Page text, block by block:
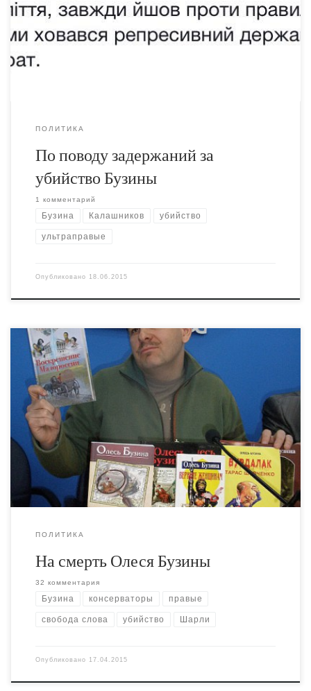
убийстве Калашникова. Я изначально был склонен
рассматривать эти убийства по-отдельности,
любопытно, если подтвердится версия о том, что у них
были разные заказчики и разные исполнители. Очень
любопытно будет […]
ПОЛИТИКА
По поводу задержаний за
убийство Бузины
1 комментарий
Бузина Калашников убийство
ультраправые
Опубликовано 18.06.2015
Бузина комбатантом не был. Бузина не был Юлиусом
Штрейхером или Дмитрием Киселевым, он не был
Стешиным или Филлипсом. Можно сколько угодно
говорить о "гибридных войнах", но любая война
нуждается в правилах.
ПОЛИТИКА
На смерть Олеся Бузины
32 комментария
Бузина консерваторы правые
свобода слова убийство Шарли
Опубликовано 17.04.2015